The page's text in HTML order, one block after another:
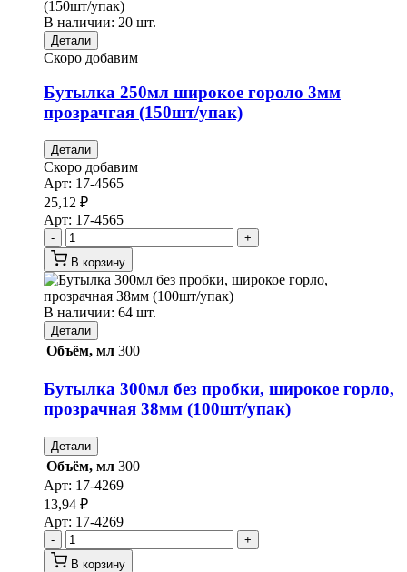
В наличии: 20 шт.
Детали
Скоро добавим
Бутылка 250мл широкое гороло 3мм
прозрачгая (150шт/упак)
Детали
Скоро добавим
Арт: 17-4565
25,12 ₽
Арт: 17-4565
-
+
В корзину
В наличии: 64 шт.
Детали
Объём, мл 300
Бутылка 300мл без пробки, широкое горло,
прозрачная 38мм (100шт/упак)
Детали
Объём, мл 300
Арт: 17-4269
13,94 ₽
Арт: 17-4269
-
+
В корзину